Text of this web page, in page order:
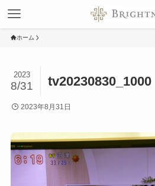
ホーム
tv20230830_1000
2023
8/31
2023年8月31日